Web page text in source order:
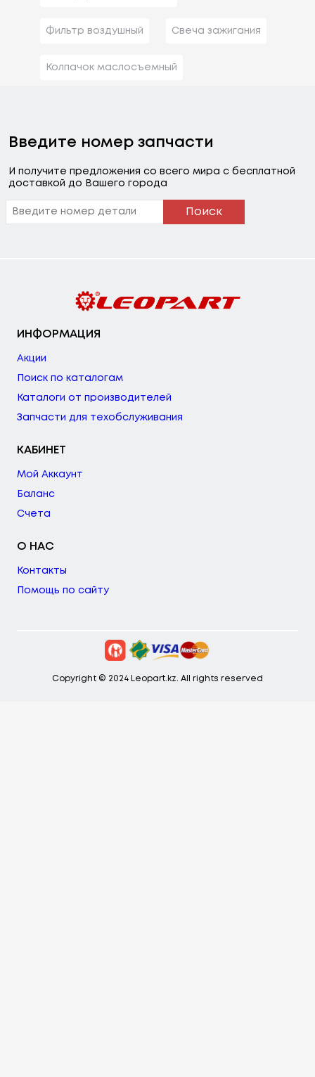
Фильтр воздушный Свеча зажигания
Колпачок маслосъемный
Введите номер запчасти
И получите предложения со всего мира с бесплатной
доставкой до Вашего города
Поиск
ИНФОРМАЦИЯ
Акции
Поиск по каталогам
Каталоги от производителей
Запчасти для техобслуживания
КАБИНЕТ
Мой Аккаунт
Баланс
Счета
О НАС
Контакты
Помощь по сайту
Copyright © 2024 Leopart.kz. All rights reserved